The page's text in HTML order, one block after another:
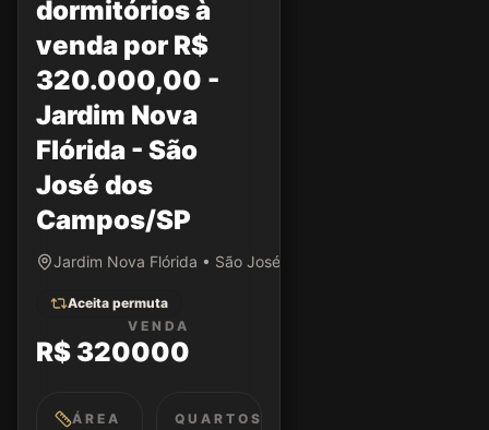
dormitórios à
venda por R$
320.000,00 -
Jardim Nova
Flórida - São
José dos
Campos/SP
Jardim Nova Flórida • São José dos Campos/SP
Aceita permuta
VENDA
R$ 320000
ÁREA QUARTOS